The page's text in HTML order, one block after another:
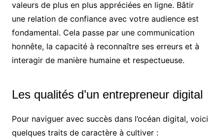
valeurs de plus en plus appréciées en ligne. Bâtir
une relation de confiance avec votre audience est
fondamental. Cela passe par une communication
honnête, la capacité à reconnaître ses erreurs et à
interagir de manière humaine et respectueuse.
Les qualités d’un entrepreneur digital
Pour naviguer avec succès dans l’océan digital, voici
quelques traits de caractère à cultiver :